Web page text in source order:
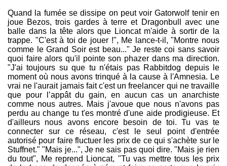
Quand la fumée se dissipe on peut voir Gatorwolf tenir en
joue Bezos, trois gardes à terre et Dragonbull avec une
balle dans la tête alors que Lioncat m'aide à sortir de la
trappe. "C'est à toi de jouer !", Me lance-t-il, "Montre nous
comme le Grand Soir est beau..." Je reste coi sans savoir
quoi faire alors qu'il pointe son phazer dans ma direction.
"J'ai toujours su que tu n'étais pas Rabbitdog depuis le
moment où nous avons trinqué à la cause à l'Amnesia. Le
vrai ne l'aurait jamais fait c'est un freelancer qui ne travaille
que pour l’appât du gain, en aucun cas un anarchiste
comme nous autres. Mais j'avoue que nous n'avons pas
perdu au change tu t'es montré d'une aide prodigieuse. Et
d'ailleurs nous avons encore besoin de toi. Tu vas te
connecter sur ce réseau, c'est le seul point d'entrée
autorisé pour faire fluctuer les prix de ce qui s'achète sur le
Stuffnet." "Mais je...", Je ne sais pas quoi dire. "Mais je rien
du tout", Me reprend Lioncat, "Tu vas mettre tous les prix